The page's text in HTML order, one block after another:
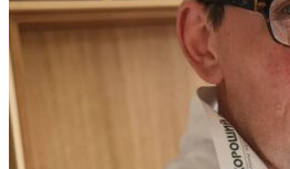
Услуги по реставрации паркета
1 500 ₽
Блог
Интересные статьи о паркете Coswick